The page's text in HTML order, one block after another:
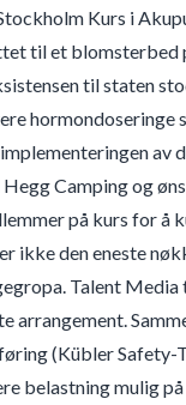
Kurs i
til et
til staten
av
Camping og
på kurs for å
ikke den eneste
Talent
arrangement.
(Kübler
belastning mulig